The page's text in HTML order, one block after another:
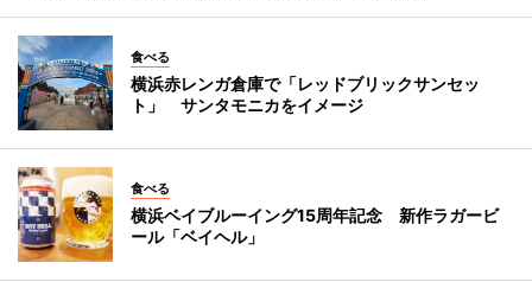
食べる
横浜赤レンガ倉庫で「レッドブリックサンセッ
ト」 サンタモニカをイメージ
食べる
横浜ベイブルーイング15周年記念 新作ラガービ
ール「ベイヘル」